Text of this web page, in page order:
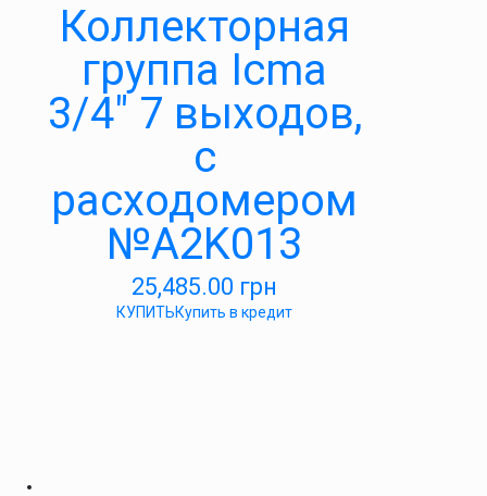
Коллекторная
группа Icma
3/4″ 7 выходов,
с
расходомером
№A2K013
25,485.00 грн
КУПИТЬКупить в кредит